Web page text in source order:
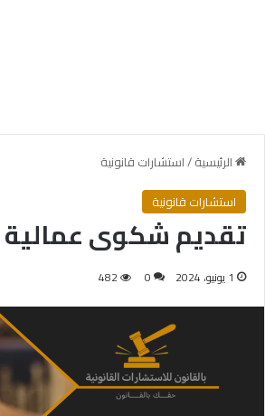
الرئيسية/استشارات قانونية
استشارات قانونية
تقديم شكوى عمالية
1 يونيو، 2024 0
482